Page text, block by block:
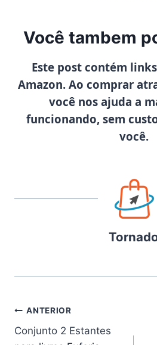
Você tambem
Este post contém
Amazon. Ao comprar
você nos ajuda a
funcionando, sem
você.
Navegação
de
ANTERIOR
Conjunto 2 Estantes